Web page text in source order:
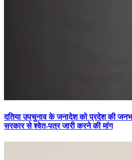
दतिया उपचुनाव के जनादेश को प्रदेश की
सरकार से श्वेत-पत्र जारी करने की मांग